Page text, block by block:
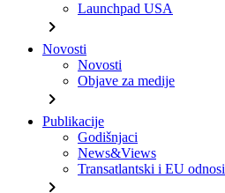
Launchpad USA
chevron_right
Novosti
Novosti
Objave za medije
chevron_right
Publikacije
Godišnjaci
News&Views
Transatlantski i EU odnosi
chevron_right